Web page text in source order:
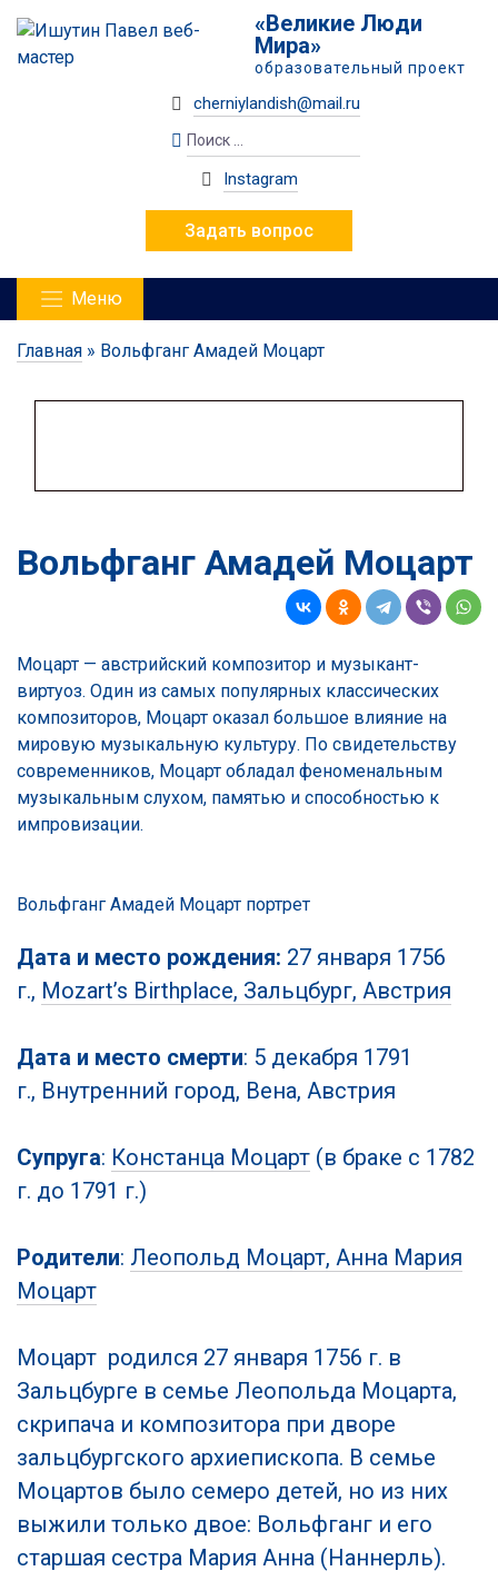
«Великие Люди
Мира»
образовательный проект
cherniylandish@mail.ru
Instagram
Задать вопрос
Меню
Главная » Вольфганг Амадей Моцарт
Вольфганг Амадей Моцарт
Моцарт — австрийский композитор и музыкант-
виртуоз. Один из самых популярных классических
композиторов, Моцарт оказал большое влияние на
мировую музыкальную культуру. По свидетельству
современников, Моцарт обладал феноменальным
музыкальным слухом, памятью и способностью к
импровизации.
Вольфганг Амадей Моцарт портрет
Дата и место рождения: 27 января 1756
г., Mozart’s Birthplace, Зальцбург, Австрия
Дата и место смерти: 5 декабря 1791
г., Внутренний город, Вена, Австрия
Супруга: Констанца Моцарт (в браке с 1782
г. до 1791 г.)
Родители: Леопольд Моцарт, Анна Мария
Моцарт
Моцарт родился 27 января 1756 г. в
Зальцбурге в семье Леопольда Моцарта,
скрипача и композитора при дворе
зальцбургского архиепископа. В семье
Моцартов было семеро детей, но из них
выжили только двое: Вольфганг и его
старшая сестра Мария Анна (Наннерль).